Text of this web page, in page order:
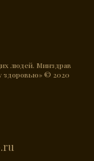
людей. Минздрав
здоровью» © 2020